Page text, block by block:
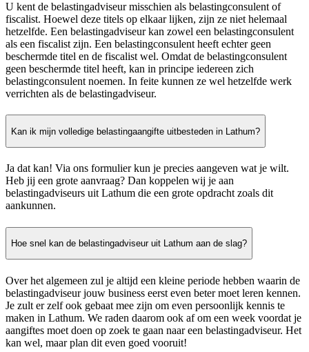
U kent de belastingadviseur misschien als belastingconsulent of
fiscalist. Hoewel deze titels op elkaar lijken, zijn ze niet helemaal
hetzelfde. Een belastingadviseur kan zowel een belastingconsulent
als een fiscalist zijn. Een belastingconsulent heeft echter geen
beschermde titel en de fiscalist wel. Omdat de belastingconsulent
geen beschermde titel heeft, kan in principe iedereen zich
belastingconsulent noemen. In feite kunnen ze wel hetzelfde werk
verrichten als de belastingadviseur.
Kan ik mijn volledige belastingaangifte uitbesteden in Lathum?
Ja dat kan! Via ons formulier kun je precies aangeven wat je wilt.
Heb jij een grote aanvraag? Dan koppelen wij je aan
belastingadviseurs uit Lathum die een grote opdracht zoals dit
aankunnen.
Hoe snel kan de belastingadviseur uit Lathum aan de slag?
Over het algemeen zul je altijd een kleine periode hebben waarin de
belastingadviseur jouw business eerst even beter moet leren kennen.
Je zult er zelf ook gebaat mee zijn om even persoonlijk kennis te
maken in Lathum. We raden daarom ook af om een week voordat je
aangiftes moet doen op zoek te gaan naar een belastingadviseur. Het
kan wel, maar plan dit even goed vooruit!